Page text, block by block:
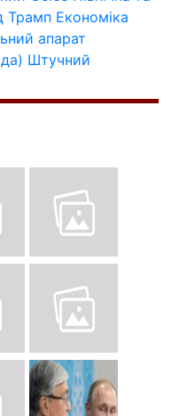
Трамп Економіка
апарат
Штучний